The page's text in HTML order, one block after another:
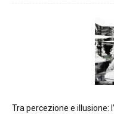
Tra percezione e illusione: